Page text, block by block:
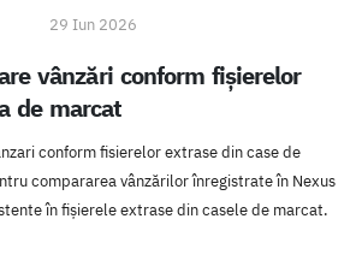
29 Iun 2026
vânzări conform fișierelor
de marcat
conform fisierelor extrase din case de
compararea vânzărilor înregistrate în Nexus
în fișierele extrase din casele de marcat.